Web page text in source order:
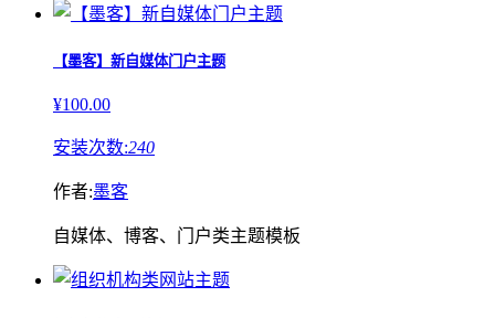
【墨客】新自媒体门户主题
¥100.00
安装次数:240
作者:墨客
自媒体、博客、门户类主题模板